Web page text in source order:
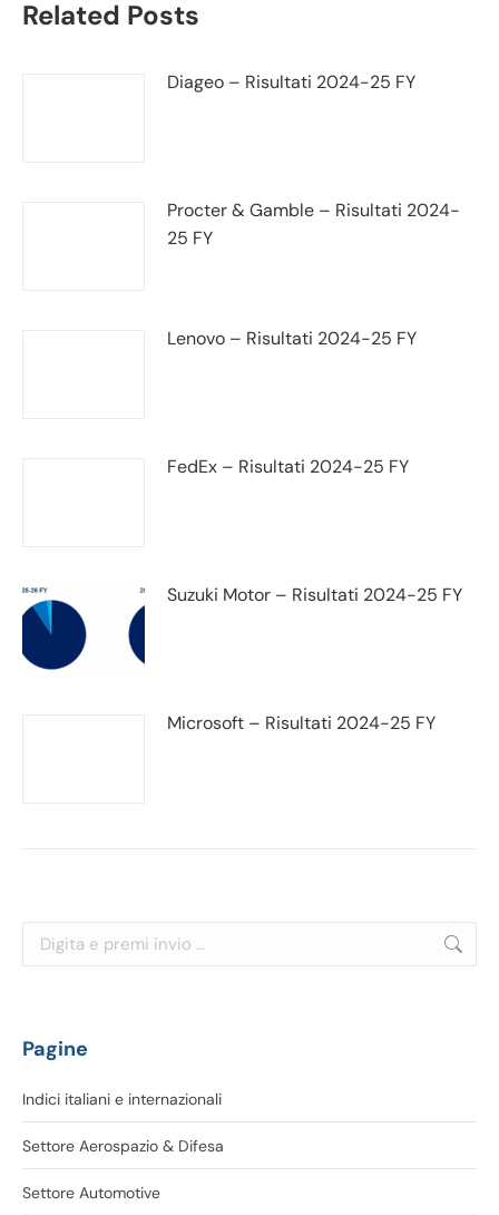
Related Posts
Diageo – Risultati 2024-25 FY
Procter & Gamble – Risultati 2024-
25 FY
Lenovo – Risultati 2024-25 FY
FedEx – Risultati 2024-25 FY
Suzuki Motor – Risultati 2024-25 FY
Microsoft – Risultati 2024-25 FY
Cerca:
Pagine
Indici italiani e internazionali
Settore Aerospazio & Difesa
Settore Automotive